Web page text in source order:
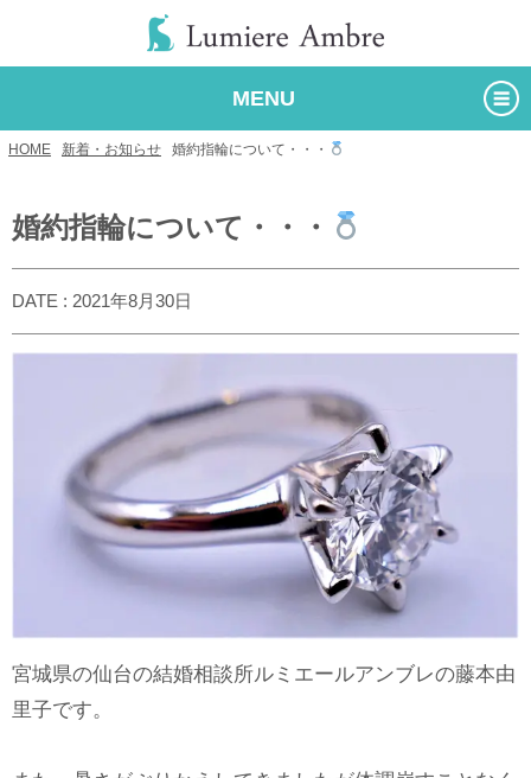
MENU
HOME 新着・お知らせ 婚約指輪について・・・
婚約指輪について・・・
DATE : 2021年8月30日
宮城県の仙台の結婚相談所ルミエールアンブレの藤本由
里子です。